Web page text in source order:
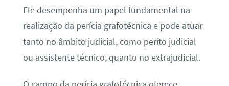
Ele desempenha um papel fundamental na
realização da perícia grafotécnica e pode atuar
tanto no âmbito judicial, como perito judicial
ou assistente técnico, quanto no extrajudicial.